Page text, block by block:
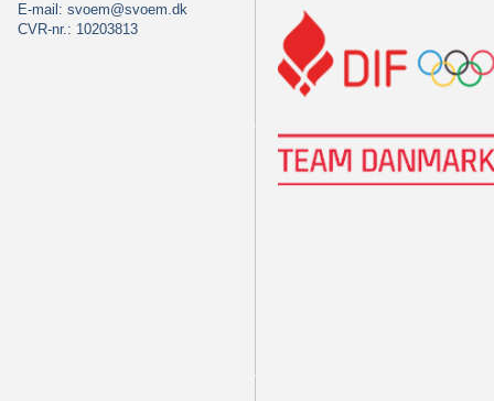
E-mail: svoem@svoem.dk
CVR-nr.: 10203813